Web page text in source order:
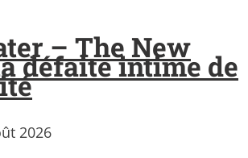
– The New
défaite intime de
2026